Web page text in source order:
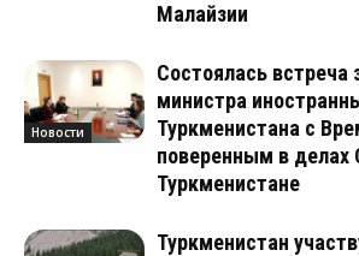
Малайзии
Новости
Состоялась встреча
министра
Туркменистана с
поверенным в
Туркменистане
Туркменистан